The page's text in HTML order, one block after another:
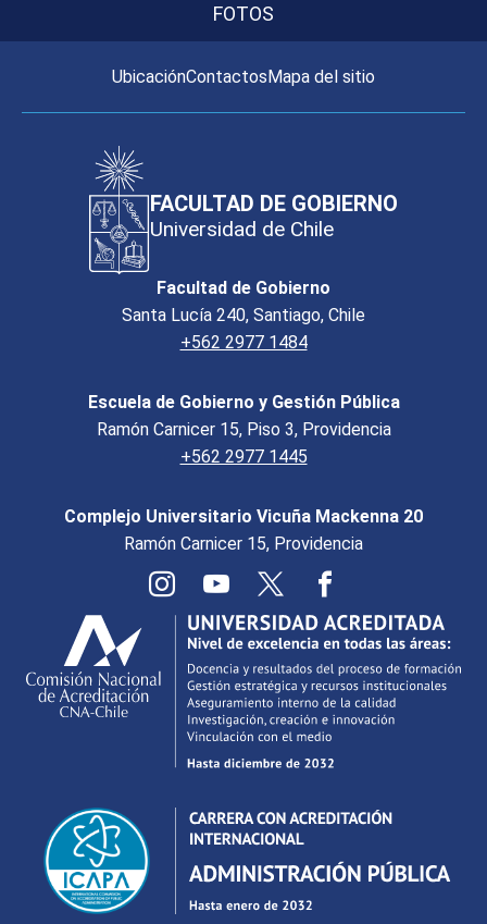
FOTOS
UbicaciónContactosMapa del sitio
FACULTAD DE GOBIERNO
Universidad de Chile
Facultad de Gobierno
Santa Lucía 240, Santiago, Chile
+562 2977 1484
Escuela de Gobierno y Gestión Pública
Ramón Carnicer 15, Piso 3, Providencia
+562 2977 1445
Complejo Universitario Vicuña Mackenna 20
Ramón Carnicer 15, Providencia